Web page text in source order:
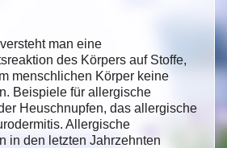
man eine
des Körpers auf Stoffe,
menschlichen Körper keine
Beispiele für allergische
Heuschnupfen, das allergische
Allergische
in den letzten Jahrzehnten